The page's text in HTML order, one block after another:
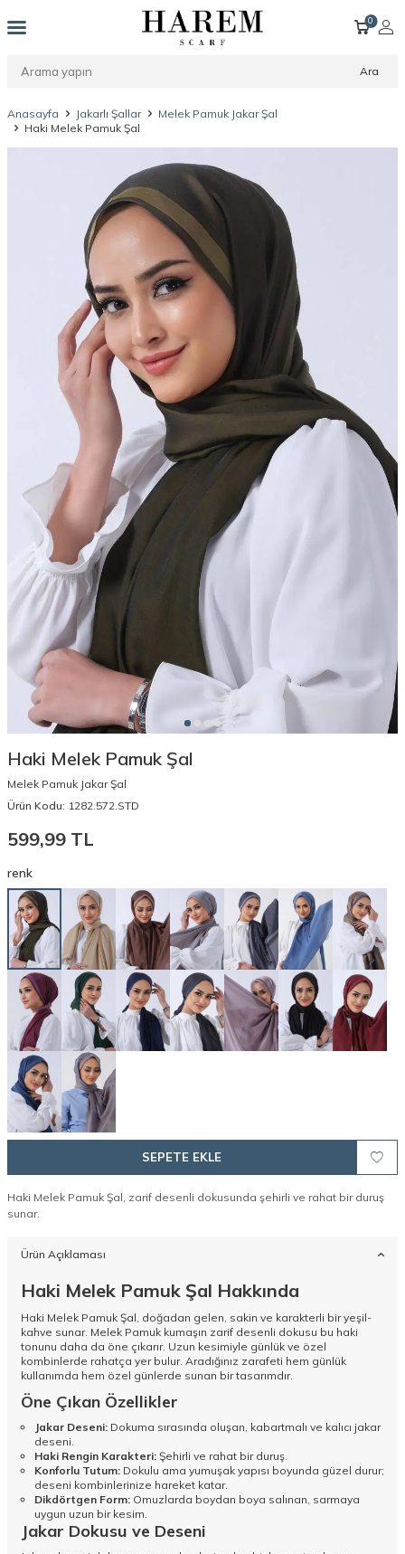
Ara
0
Anasayfa Jakarlı Şallar
Melek Pamuk Jakar Şal
Haki Melek Pamuk Şal
Haki Melek Pamuk Şal
Melek Pamuk Jakar Şal
Ürün Kodu: 1282.572.STD
599,99 TL
renk
SEPETE EKLE
Haki Melek Pamuk Şal, zarif desenli dokusunda şehirli ve rahat bir duruş
sunar.
Ürün Açıklaması
Haki Melek Pamuk Şal Hakkında
Haki Melek Pamuk Şal, doğadan gelen, sakin ve karakterli bir yeşil-
kahve sunar. Melek Pamuk kumaşın zarif desenli dokusu bu haki
tonunu daha da öne çıkarır. Uzun kesimiyle günlük ve özel
kombinlerde rahatça yer bulur. Aradığınız zarafeti hem günlük
kullanımda hem özel günlerde sunan bir tasarımdır.
Öne Çıkan Özellikler
Jakar Deseni: Dokuma sırasında oluşan, kabartmalı ve kalıcı jakar
deseni.
Haki Rengin Karakteri: Şehirli ve rahat bir duruş.
Konforlu Tutum: Dokulu ama yumuşak yapısı boyunda güzel durur;
deseni kombinlerinize hareket katar.
Dikdörtgen Form: Omuzlarda boydan boya salınan, sarmaya
uygun uzun bir kesim.
Jakar Dokusu ve Deseni